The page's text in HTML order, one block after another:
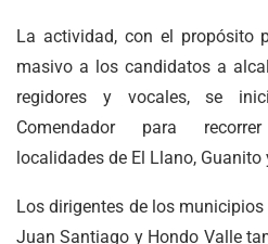
La actividad, con el propósito
masivo a los candidatos a
regidores y vocales, se
Comendador para
localidades de El Llano, Guanito
Los dirigentes de los
Juan Santiago y Hondo Valle